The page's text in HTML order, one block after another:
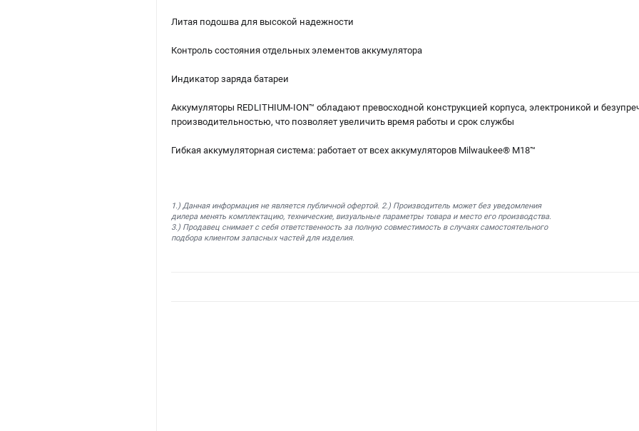
Литая подошва для высокой надежности
Контроль состояния отдельных элементов аккумулятора
Индикатор заряда батареи
Аккумуляторы REDLITHIUM-ION™ обладают превосходной конструкцией корпуса, электроникой и
производительностью, что позволяет увеличить время работы и срок службы
Гибкая аккумуляторная система: работает от всех аккумуляторов Milwaukee® M18™
1.) Данная информация не является публичной офертой. 2.) Производитель может без уведомления
дилера менять комплектацию, технические, визуальные параметры товара и место его производства.
3.) Продавец снимает с себя ответственность за полную совместимость в случаях самостоятельного
подбора клиентом запасных частей для изделия.